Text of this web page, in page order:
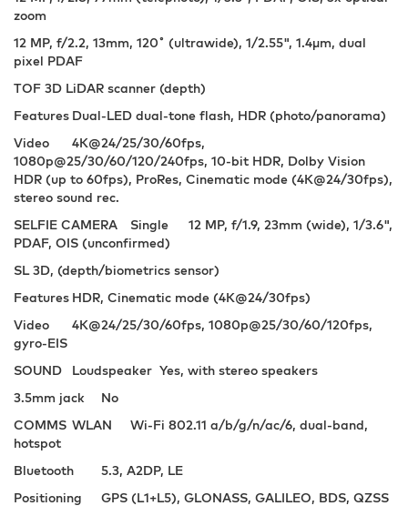
zoom
12 MP, f/2.2, 13mm, 120˚ (ultrawide), 1/2.55", 1.4µm, dual
pixel PDAF
TOF 3D LiDAR scanner (depth)
Features Dual-LED dual-tone flash, HDR (photo/panorama)
Video
4K@24/25/30/60fps,
1080p@25/30/60/120/240fps, 10-bit HDR, Dolby Vision
HDR (up to 60fps), ProRes, Cinematic mode (4K@24/30fps),
stereo sound rec.
SELFIE CAMERA
Single
12 MP, f/1.9, 23mm (wide), 1/3.6",
PDAF, OIS (unconfirmed)
SL 3D, (depth/biometrics sensor)
Features HDR, Cinematic mode (4K@24/30fps)
Video
4K@24/25/30/60fps, 1080p@25/30/60/120fps,
gyro-EIS
SOUND
Loudspeaker Yes, with stereo speakers
3.5mm jack
No
COMMS WLAN
Wi-Fi 802.11 a/b/g/n/ac/6, dual-band,
hotspot
Bluetooth
5.3, A2DP, LE
Positioning
GPS (L1+L5), GLONASS, GALILEO, BDS, QZSS